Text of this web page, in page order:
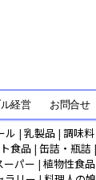
経営 お問合せ
ル | 乳製品 | 調味料
食品 | 缶詰・瓶詰 |
ーパー | 植物性食